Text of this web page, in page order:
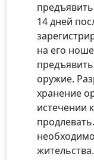
14 дней
на его
оружие.
хранение
истечении